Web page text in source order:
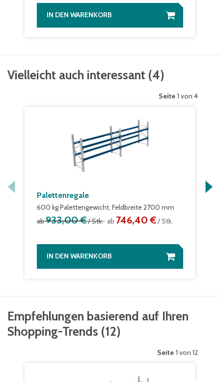
IN DEN WARENKORB
Vielleicht auch interessant (4)
Seite 1 von 4
Palettenregale
600 kg Palettengewicht, Feldbreite 2700 mm
ab933,00 €/ Stk. ab 746,40 €/ Stk.
IN DEN WARENKORB
Empfehlungen basierend auf Ihren
Shopping-Trends (12)
Seite 1 von 12